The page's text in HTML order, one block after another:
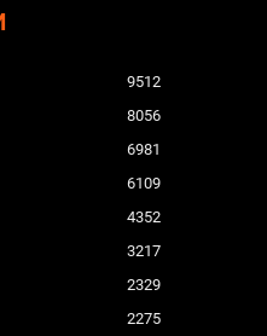
9512
8056
6981
6109
4352
3217
2329
2275